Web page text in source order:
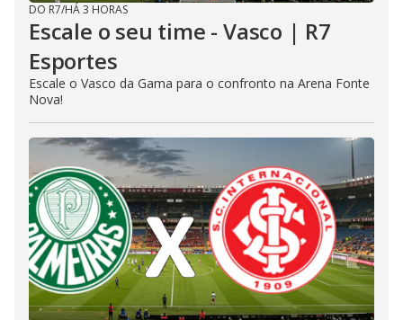
DO R7/HÁ 3 HORAS
Escale o seu time - Vasco | R7
Esportes
Escale o Vasco da Gama para o confronto na Arena Fonte
Nova!